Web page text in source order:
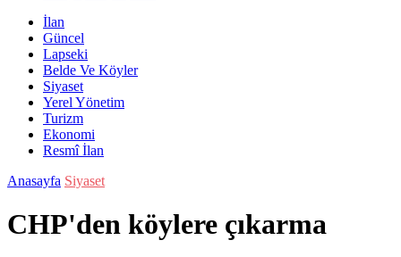
İlan
Güncel
Lapseki
Belde Ve Köyler
Siyaset
Yerel Yönetim
Turizm
Ekonomi
Resmî İlan
Anasayfa Siyaset
CHP'den köylere çıkarma